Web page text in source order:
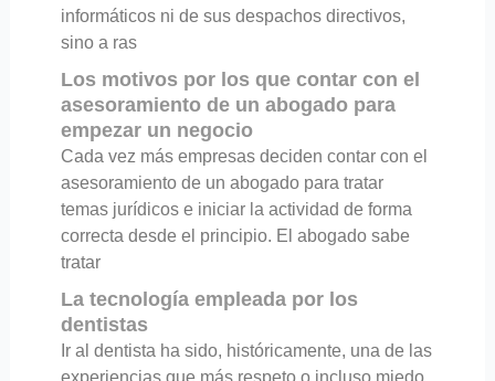
informáticos ni de sus despachos directivos,
sino a ras
Los motivos por los que contar con el
asesoramiento de un abogado para
empezar un negocio
Cada vez más empresas deciden contar con el
asesoramiento de un abogado para tratar
temas jurídicos e iniciar la actividad de forma
correcta desde el principio. El abogado sabe
tratar
La tecnología empleada por los
dentistas
Ir al dentista ha sido, históricamente, una de las
experiencias que más respeto o incluso miedo